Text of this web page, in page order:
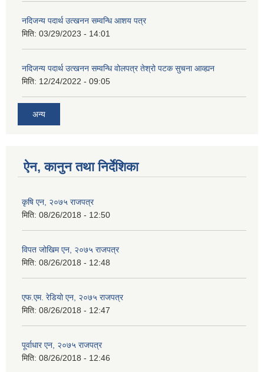
नदिजन्य पदार्थ उत्खनन सम्वन्धि आशय पत्र
मिति: 03/29/2023 - 14:01
नदिजन्य पदार्थ उत्खनन सम्वन्धि वोलपत्र तेश्रो पटक सुचना आव्ह्यन
मिति: 12/24/2022 - 09:05
अन्य
ऐन, कानुन तथा निर्देशिका
कृषि एन, २०७५ राजपत्र
मिति: 08/26/2018 - 12:50
विपत जोखिम एन, २०७५ राजपत्र
मिति: 08/26/2018 - 12:48
एफ.एम. रेडियो एन, २०७५ राजपत्र
मिति: 08/26/2018 - 12:47
पूर्वाधार एन, २०७५ राजपत्र
मिति: 08/26/2018 - 12:46